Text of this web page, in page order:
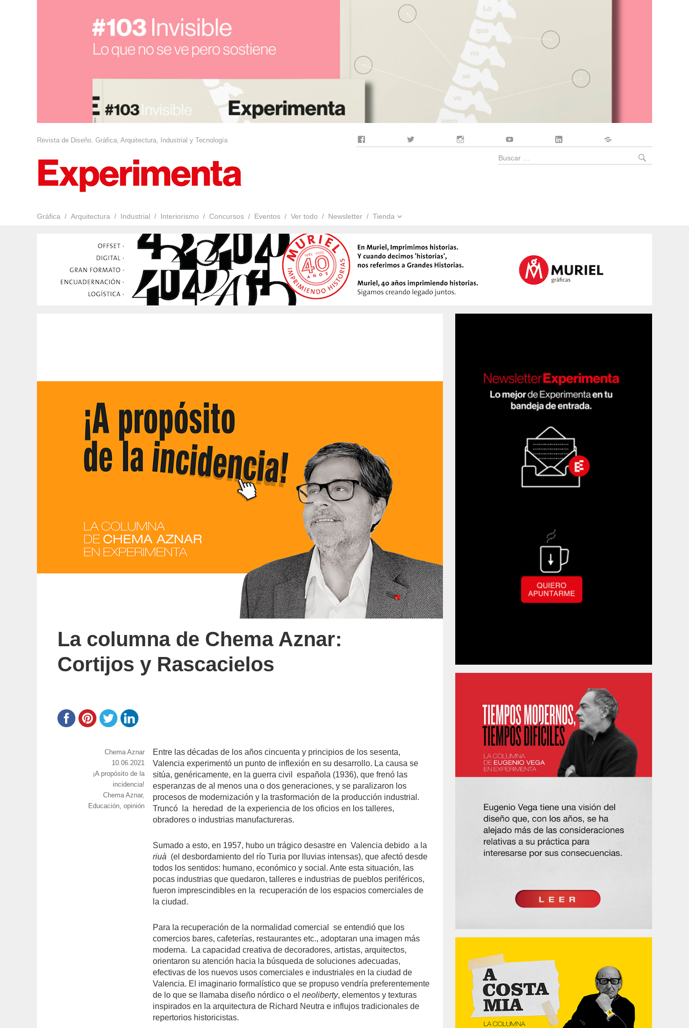
Revista de Diseño. Gráfica, Arquitectura, Industrial y Tecnología
Gráfica Arquitectura Industrial Interiorismo Concursos Eventos Ver todo Newsletter Tienda
Buscar
La columna de Chema Aznar:
Cortijos y Rascacielos
Entre las décadas de los años cincuenta y principios de los sesenta,
Valencia experimentó un punto de inflexión en su desarrollo. La causa se
sitúa, genéricamente, en la guerra civil
española (1936), que frenó las
esperanzas de al menos una o dos generaciones, y se paralizaron los
procesos de modernización y la trasformación de la producción industrial.
Truncó
la heredad
de la experiencia de los oficios en los talleres,
obradores o industrias manufactureras.
Sumado a esto, en 1957, hubo un trágico desastre en Valencia debido a la
riuà (el desbordamiento del río Turia por lluvias intensas), que afectó desde
todos los sentidos: humano, económico y social. Ante esta situación, las
pocas industrias que quedaron, talleres e industrias de pueblos periféricos,
fueron imprescindibles en la recuperación de los espacios comerciales de
la ciudad.
Para la recuperación de la normalidad comercial
se entendió que los
comercios bares, cafeterías, restaurantes etc., adoptaran una imagen más
moderna.
La capacidad creativa de decoradores, artistas, arquitectos,
orientaron su atención hacia la búsqueda de soluciones adecuadas,
efectivas de los nuevos usos comerciales e industriales en la ciudad de
Valencia. El imaginario formalístico que se propuso vendría preferentemente
de lo que se llamaba diseño nórdico o elneoliberty, elementos y texturas
inspirados en la arquitectura de Richard Neutra e influjos tradicionales de
repertorios historicistas.
https://www.experimenta.es/author/chema-
aznar/
Chema Aznar
Publicado
el
10.06.2021
Categorías
¡A propósito de la
incidencia!
Etiquetas
Chema Aznar,
Educación,opinión